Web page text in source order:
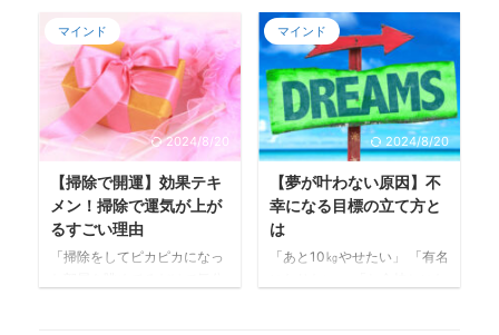
にもなり得る大切なもの。こ
の正念場を乗り切るために尽
力されている方は多いと思い
ます。 ...
ススメ やりたいことはあるけ
ど踏み出す勇気がない方 つい
つい先延ばしにするクセのあ
る方 ...
お笑いコンビ「メイプル超合
金」のカズレーザーさんがイ
ンタビューされている動画を
発見しました。 カズレーザー
さんはクイズ番組でよく見か
けて、私の中で「頭のいい人
だなぁ」というイメージでし
た。 それから全身真っ赤の服
装の人。笑 それほど詳しく知
ってる訳ではなかったんです
が、インタビューでカズレー
の自分を許し、自分の価値や
存在を肯定できる感情の事。
自分を信じる力とも言えま
す。 自己肯定感が低いと何を
するにも自信が持てず、なか
なか行動できなかったり、人
の目が気になったりします。
また、他人と比較して落ち込
んでしまったり。 そんな時に
おまじないとも言える、唱え
ると心が軽くなる詩がありま
すのでご紹介しますね。 こん
マインド
2024/8/20
【掃除で開運】効果テキ
メン！掃除で運気が上が
るすごい理由
「掃除をしてピカピカになっ
マインド
2024/8/20
【夢が叶わない原因】不
幸になる目標の立て方と
は
「あと10㎏やせたい」 「有名